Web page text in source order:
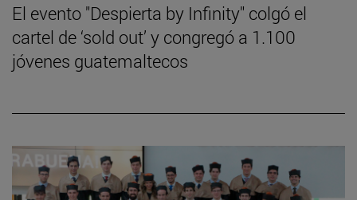
El evento "Despierta by Infinity" colgó el
cartel de ‘sold out’ y congregó a 1.100
jóvenes guatemaltecos